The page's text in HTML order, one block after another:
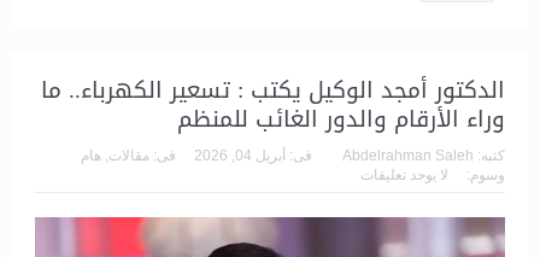
الدكتور أمجد الوكيل يكتب : تسعير الكهرباء.. ما
وراء الأرقام والدور الغائب للمنظم
كتبه: Abdelrahman Saleh فى: أبريل 04, 2026 فى: مقالات, هام
وسوم:
لا يوجد تعليقات